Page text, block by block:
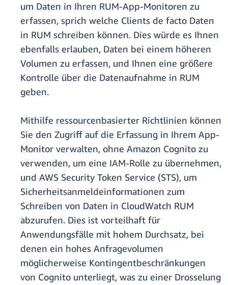
um Daten in Ihren RUM-App-Monitoren zu
erfassen, sprich welche Clients de facto Daten
in RUM schreiben können. Dies würde es Ihnen
ebenfalls erlauben, Daten bei einem höheren
Volumen zu erfassen, und Ihnen eine größere
Kontrolle über die Datenaufnahme in RUM
geben.
Mithilfe ressourcenbasierter Richtlinien können
Sie den Zugriff auf die Erfassung in Ihrem App-
Monitor verwalten, ohne Amazon Cognito zu
verwenden, um eine IAM-Rolle zu übernehmen,
und AWS Security Token Service (STS), um
Sicherheitsanmeldeinformationen zum
Schreiben von Daten in CloudWatch RUM
abzurufen. Dies ist vorteilhaft für
Anwendungsfälle mit hohem Durchsatz, bei
denen ein hohes Anfragevolumen
möglicherweise Kontingentbeschränkungen
von Cognito unterliegt, was zu einer Drosselung